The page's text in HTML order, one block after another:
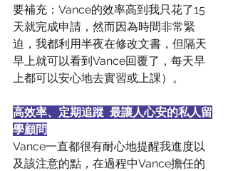
要補充：Vance的效率高到我只花了15
天就完成申請，然而因為時間非常緊
迫，我都利用半夜在修改文書，但隔天
早上就可以看到Vance回覆了，每天早
上都可以安心地去實習或上課）。
高效率、定期追蹤  最讓人心安的私人留
學顧問
Vance一直都很有耐心地提醒我進度以
及該注意的點，在過程中Vance擔任的